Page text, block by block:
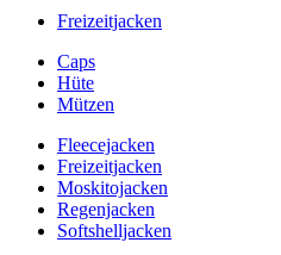
Freizeitjacken
Caps
Hüte
Mützen
Fleecejacken
Freizeitjacken
Moskitojacken
Regenjacken
Softshelljacken